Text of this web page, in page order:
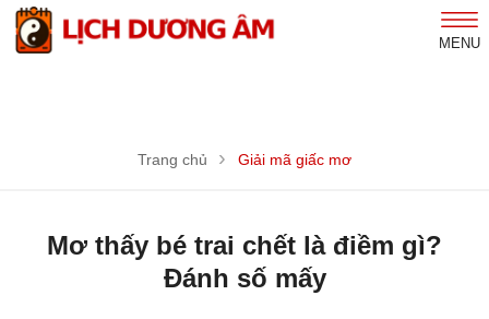
MENU
Trang chủ Giải mã giấc mơ
Mơ thấy bé trai chết là điềm gì?
Đánh số mấy